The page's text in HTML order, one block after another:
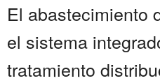
El abastecimiento
el sistema
tratamiento